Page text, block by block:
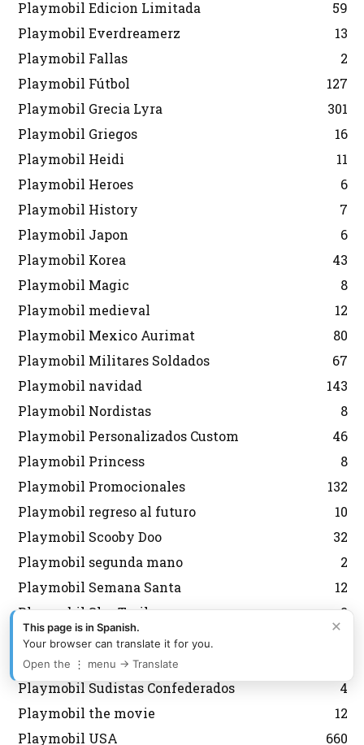
Playmobil Edicion Limitada
59
Playmobil Everdreamerz
13
Playmobil Fallas
2
Playmobil Fútbol
127
Playmobil Grecia Lyra
301
Playmobil Griegos
16
Playmobil Heidi
11
Playmobil Heroes
6
Playmobil History
7
Playmobil Japon
6
Playmobil Korea
43
Playmobil Magic
8
Playmobil medieval
12
Playmobil Mexico Aurimat
80
Playmobil Militares Soldados
67
Playmobil navidad
143
Playmobil Nordistas
8
Playmobil Personalizados Custom
46
Playmobil Princess
8
Playmobil Promocionales
132
Playmobil regreso al futuro
10
Playmobil Scooby Doo
32
Playmobil segunda mano
2
Playmobil Semana Santa
12
Playmobil Sky Trails
2
Playmobil Special
Playmobil Special Plus
Playmobil Sudistas Confederados
4
Playmobil the movie
12
Playmobil USA
660
×
This page is in Spanish.
Your browser can translate it for you.
Open the ⋮ menu → Translate